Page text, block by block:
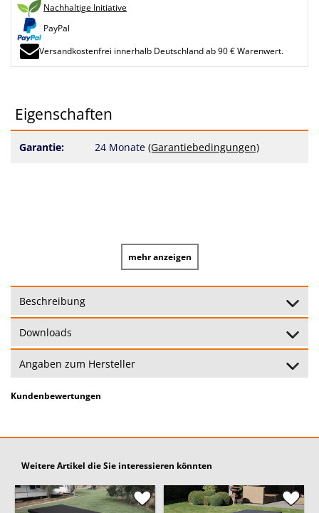
Nachhaltige Initiative
PayPal
Versandkostenfrei innerhalb Deutschland ab 90 € Warenwert.
Eigenschaften
Garantie: 24 Monate (Garantiebedingungen)
mehr anzeigen
Beschreibung
Downloads
Angaben zum Hersteller
Kundenbewertungen
Weitere Artikel die Sie interessieren könnten